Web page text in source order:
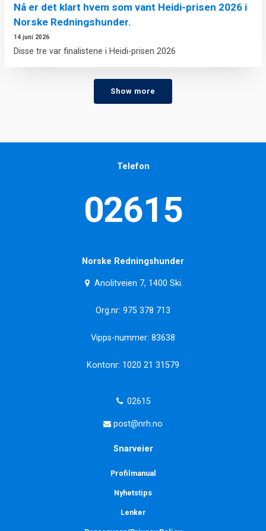
Nå er det klart hvem som vant Heidi-prisen 2026 i
Norske Redningshunder.
14 juni 2026
Disse tre var finalistene i Heidi-prisen 2026
Show more
Telefon
02615
Norske Redningshunder
Anolitveien 7, 1400 Ski.
Org.nr: 975 378 713
Vipps-nummer: 83638
Kontonr: 1020 21 31579
02615
post@nrh.no
Snarveier
Profilmanual
Nyhetstips
Lenker